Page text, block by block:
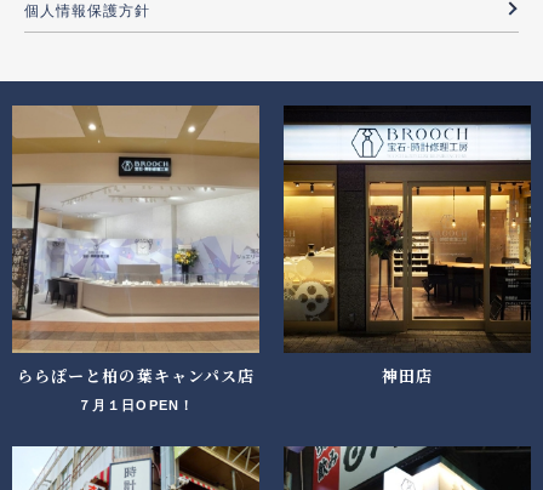
個人情報保護方針
ららぽーと柏の葉キャンパス店
７月１日OPEN！
神田店